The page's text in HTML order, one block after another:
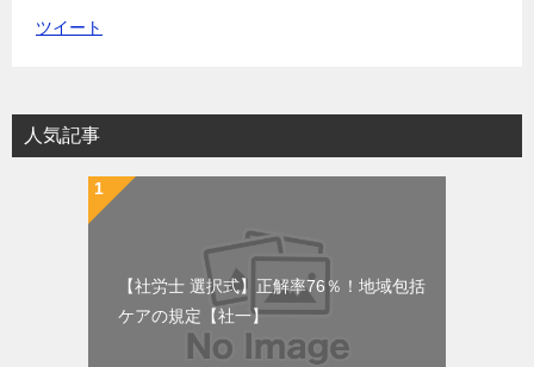
ツイート
人気記事
【社労士 選択式】正解率76％！地域包括
ケアの規定【社一】